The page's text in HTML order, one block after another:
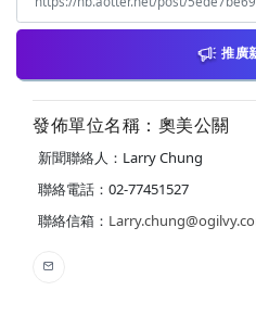
推廣
發佈單位名稱：奧美公關
新聞聯絡人：Larry Chung
聯絡電話：02-77451527
聯絡信箱：